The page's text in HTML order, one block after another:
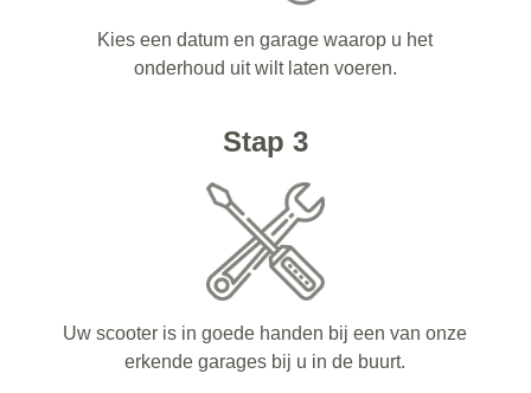
Kies een datum en garage waarop u het
onderhoud uit wilt laten voeren.
Stap 3
Uw scooter is in goede handen bij een van onze
erkende garages bij u in de buurt.